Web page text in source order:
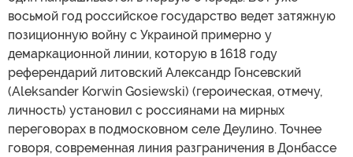
восьмой год российское государство ведет затяжную
позиционную войну с Украиной примерно у
демаркационной линии, которую в 1618 году
референдарий литовский Александр Гонсевский
(Aleksander Korwin Gosiewski) (героическая, отмечу,
личность) установил с россиянами на мирных
переговорах в подмосковном селе Деулино. Точнее
говоря, современная линия разграничения в Донбассе